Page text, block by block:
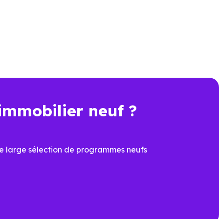
perdre plusieurs jours.
Seine (94200)
neuf ?
large sélection de programmes neufs